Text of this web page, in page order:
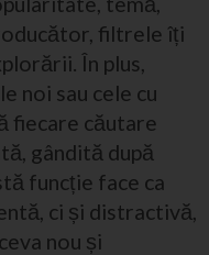
filtrele îți
În plus,
noi sau cele cu
fiecare căutare
gândită după
funcție face ca
ci și distractivă,
nou și